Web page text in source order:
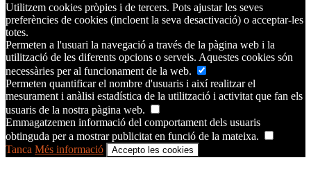
Utilitzem cookies pròpies i de tercers. Pots ajustar les seves
preferències de cookies (incloent la seva desactivació) o acceptar-les
totes.
Permeten a l'usuari la navegació a través de la pàgina web i la
utilització de les diferents opcions o serveis. Aquestes cookies són
necessàries per al funcionament de la web.
Permeten quantificar el nombre d'usuaris i així realitzar el
mesurament i anàlisi estadística de la utilització i activitat que fan els
usuaris de la nostra pàgina web.
Emmagatzemen informació del comportament dels usuaris
obtinguda per a mostrar publicitat en funció de la mateixa.
Tanca Més informació Accepto les cookies